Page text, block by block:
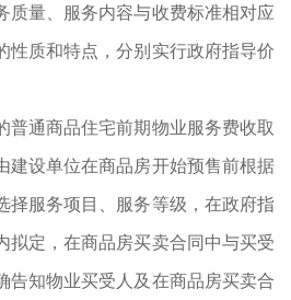
质量、服务内容与收费标准相对应
性质和特点，分别实行政府指导价
通商品住宅前期物业服务费收取
建设单位在商品房开始预售前根据
择服务项目、服务等级，在政府指
拟定，在商品房买卖合同中与买受
告知物业买受人及在商品房买卖合